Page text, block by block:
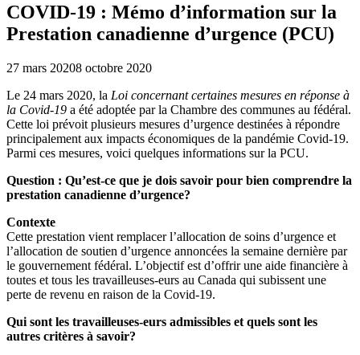
COVID-19 : Mémo d’information sur la
Prestation canadienne d’urgence (PCU)
27 mars 20208 octobre 2020
Le 24 mars 2020, la Loi concernant certaines mesures en réponse à
la Covid-19 a été adoptée par la Chambre des communes au fédéral.
Cette loi prévoit plusieurs mesures d’urgence destinées à répondre
principalement aux impacts économiques de la pandémie Covid-19.
Parmi ces mesures, voici quelques informations sur la PCU.
Question : Qu’est-ce que je dois savoir pour bien comprendre la
prestation canadienne d’urgence?
Contexte
Cette prestation vient remplacer l’allocation de soins d’urgence et
l’allocation de soutien d’urgence annoncées la semaine dernière par
le gouvernement fédéral. L’objectif est d’offrir une aide financière à
toutes et tous les travailleuses-eurs au Canada qui subissent une
perte de revenu en raison de la Covid-19.
Qui sont les travailleuses-eurs admissibles et quels sont les
autres critères à savoir?